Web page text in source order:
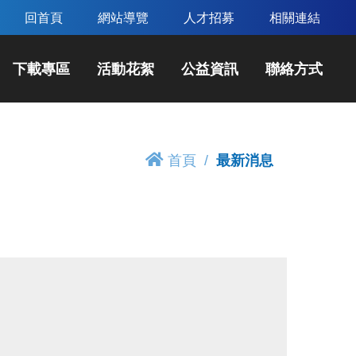
回首頁 網站導覽 人才招募 相關連結
下載專區 活動花絮 公益資訊 聯絡方式
首頁 最新消息